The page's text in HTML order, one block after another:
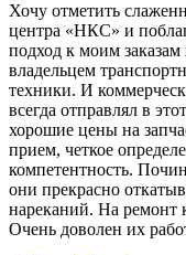
Хочу отметить
центра «НКС» и
подход к моим
владельцем
техники. И
всегда отправлял в
хорошие цены на
прием, четкое
компетентность.
они прекрасно
нареканий. На ремонт
Очень доволен их